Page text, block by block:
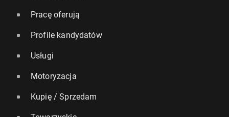
Pracę oferują
Profile kandydatów
Usługi
Motoryzacja
Kupię / Sprzedam